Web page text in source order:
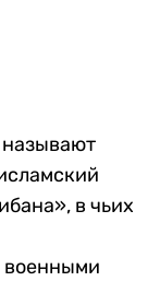
называют
в чьих
военными